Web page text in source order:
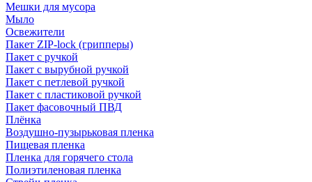
Мешки для мусора
Мыло
Освежители
Пакет ZIP-lock (грипперы)
Пакет с ручкой
Пакет с вырубной ручкой
Пакет с петлевой ручкой
Пакет с пластиковой ручкой
Пакет фасовочный ПВД
Плёнка
Воздушно-пузырьковая пленка
Пищевая пленка
Пленка для горячего стола
Полиэтиленовая пленка